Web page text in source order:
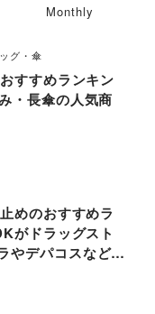
グ・傘
すすめランキン
・長傘の人気商
めのおすすめラ
がドラッグスト
やデパコスなどの
Monthly